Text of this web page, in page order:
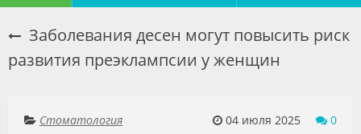
Обучение
Резюме
Заболевания десен могут повысить риск
развития преэклампсии у женщин
Стоматология 04 июля 2025 0